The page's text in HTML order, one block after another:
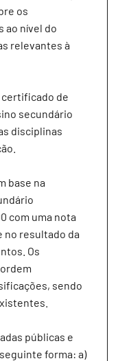
os
ao nível do
relevantes à
certificado de
secundário
disciplinas
base na
com uma nota
no resultado da
Os
sendo
públicas e
forma: a)